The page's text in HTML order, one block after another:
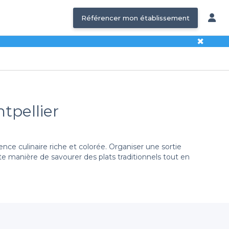
Référencer mon établissement
✖
culinaire riche et colorée. Organiser une sortie
manière de savourer des plats traditionnels tout en
où la musique latino résonne dans un cadre
nous avons ce qu'il vous faut. Notre réseau